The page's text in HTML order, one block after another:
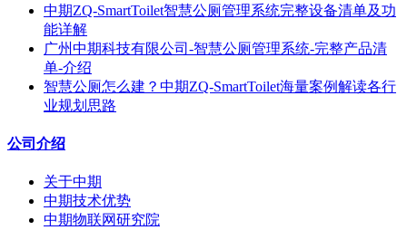
中期ZQ-SmartToilet智慧公厕管理系统完整设备清单及功
能详解
广州中期科技有限公司-智慧公厕管理系统-完整产品清
单-介绍
智慧公厕怎么建？中期ZQ-SmartToilet海量案例解读各行
业规划思路
公司介绍
关于中期
中期技术优势
中期物联网研究院